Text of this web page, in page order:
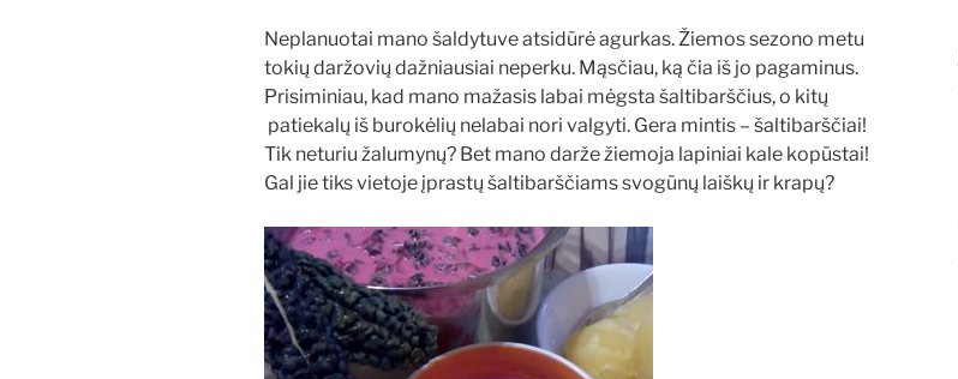
Neplanuotai mano šaldytuve atsidūrė agurkas. Žiemos sezono metu
tokių daržovių dažniausiai neperku. Mąsčiau, ką čia iš jo pagaminus.
Prisiminiau, kad mano mažasis labai mėgsta šaltibarščius, o kitų
patiekalų iš burokėlių nelabai nori valgyti. Gera mintis – šaltibarščiai!
Tik neturiu žalumynų? Bet mano darže žiemoja lapiniai kale kopūstai!
Gal jie tiks vietoje įprastų šaltibarščiams svogūnų laiškų ir krapų?